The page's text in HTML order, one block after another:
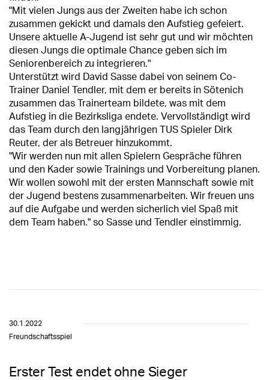
"Mit vielen Jungs aus der Zweiten habe ich schon
zusammen gekickt und damals den Aufstieg gefeiert.
Unsere aktuelle A-Jugend ist sehr gut und wir möchten
diesen Jungs die optimale Chance geben sich im
Seniorenbereich zu integrieren."
Unterstützt wird David Sasse dabei von seinem Co-
Trainer Daniel Tendler, mit dem er bereits in Sötenich
zusammen das Trainerteam bildete, was mit dem
Aufstieg in die Bezirksliga endete. Vervollständigt wird
das Team durch den langjährigen TUS Spieler Dirk
Reuter, der als Betreuer hinzukommt.
"Wir werden nun mit allen Spielern Gespräche führen
und den Kader sowie Trainings und Vorbereitung planen.
Wir wollen sowohl mit der ersten Mannschaft sowie mit
der Jugend bestens zusammenarbeiten. Wir freuen uns
auf die Aufgabe und werden sicherlich viel Spaß mit
dem Team haben." so Sasse und Tendler einstimmig.
30.1.2022
Freundschaftsspiel
Erster Test endet ohne Sieger